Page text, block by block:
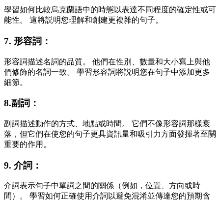
學習如何比較烏克蘭語中的時態以表達不同程度的確定性或可
能性。 這將説明您理解和創建更複雜的句子。
7. 形容詞：
形容詞描述名詞的品質。 他們在性別、數量和大小寫上與他
們修飾的名詞一致。 學習形容詞將説明您在句子中添加更多
細節。
8.副詞：
副詞描述動作的方式、地點或時間。 它們不像形容詞那樣衰
落，但它們在使您的句子更具資訊量和吸引力方面發揮著至關
重要的作用。
9. 介詞：
介詞表示句子中單詞之間的關係（例如，位置、方向或時
間）。 學習如何正確使用介詞以避免混淆並傳達您的預期含